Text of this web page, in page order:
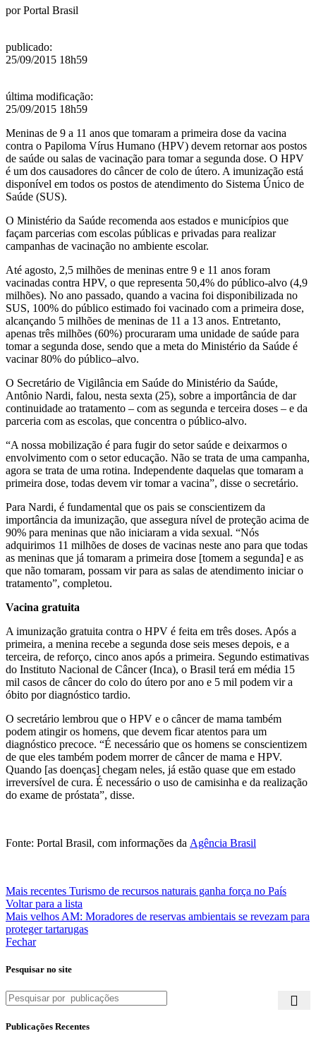
porPortal Brasil
publicado:
25/09/2015 18h59
última modificação:
25/09/2015 18h59
Meninas de 9 a 11 anos que tomaram a primeira dose da vacina
contra o Papiloma Vírus Humano (HPV) devem retornar aos postos
de saúde ou salas de vacinação para tomar a segunda dose. O HPV
é um dos causadores do câncer de colo de útero. A imunização está
disponível em todos os postos de atendimento do Sistema Único de
Saúde (SUS).
O Ministério da Saúde recomenda aos estados e municípios que
façam parcerias com escolas públicas e privadas para realizar
campanhas de vacinação no ambiente escolar.
Até agosto, 2,5 milhões de meninas entre 9 e 11 anos foram
vacinadas contra HPV, o que representa 50,4% do público-alvo (4,9
milhões). No ano passado, quando a vacina foi disponibilizada no
SUS, 100% do público estimado foi vacinado com a primeira dose,
alcançando 5 milhões de meninas de 11 a 13 anos. Entretanto,
apenas três milhões (60%) procuraram uma unidade de saúde para
tomar a segunda dose, sendo que a meta do Ministério da Saúde é
vacinar 80% do público–alvo.
O Secretário de Vigilância em Saúde do Ministério da Saúde,
Antônio Nardi, falou, nesta sexta (25), sobre a importância de dar
continuidade ao tratamento – com as segunda e terceira doses – e da
parceria com as escolas, que concentra o público-alvo.
“A nossa mobilização é para fugir do setor saúde e deixarmos o
envolvimento com o setor educação. Não se trata de uma campanha,
agora se trata de uma rotina. Independente daquelas que tomaram a
primeira dose, todas devem vir tomar a vacina”, disse o secretário.
Para Nardi, é fundamental que os pais se conscientizem da
importância da imunização, que assegura nível de proteção acima de
90% para meninas que não iniciaram a vida sexual. “Nós
adquirimos 11 milhões de doses de vacinas neste ano para que todas
as meninas que já tomaram a primeira dose [tomem a segunda] e as
que não tomaram, possam vir para as salas de atendimento iniciar o
tratamento”, completou.
Vacina gratuita
A imunização gratuita contra o HPV é feita em três doses. Após a
primeira, a menina recebe a segunda dose seis meses depois, e a
terceira, de reforço, cinco anos após a primeira. Segundo estimativas
do Instituto Nacional de Câncer (Inca), o Brasil terá em média 15
mil casos de câncer do colo do útero por ano e 5 mil podem vir a
óbito por diagnóstico tardio.
O secretário lembrou que o HPV e o câncer de mama também
podem atingir os homens, que devem ficar atentos para um
diagnóstico precoce. “É necessário que os homens se conscientizem
de que eles também podem morrer de câncer de mama e HPV.
Quando [as doenças] chegam neles, já estão quase que em estado
irreversível de cura. É necessário o uso de camisinha e da realização
do exame de próstata”, disse.
Fonte: Portal Brasil, com informações da Agência Brasil
Mais recentes Turismo de recursos naturais ganha força no País
Voltar para a lista
Mais velhos AM: Moradores de reservas ambientais se revezam para
proteger tartarugas
Fechar
Pesquisar no site
Publicações Recentes